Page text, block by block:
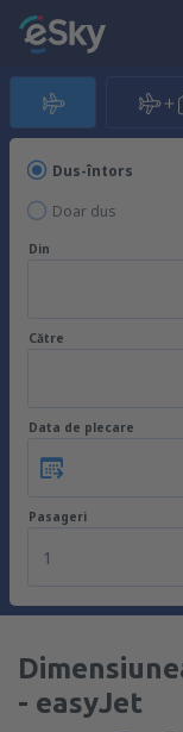
Dus-întors
Doar dus
Din
Către
Data de plecare
Pasageri
1
- easyJet